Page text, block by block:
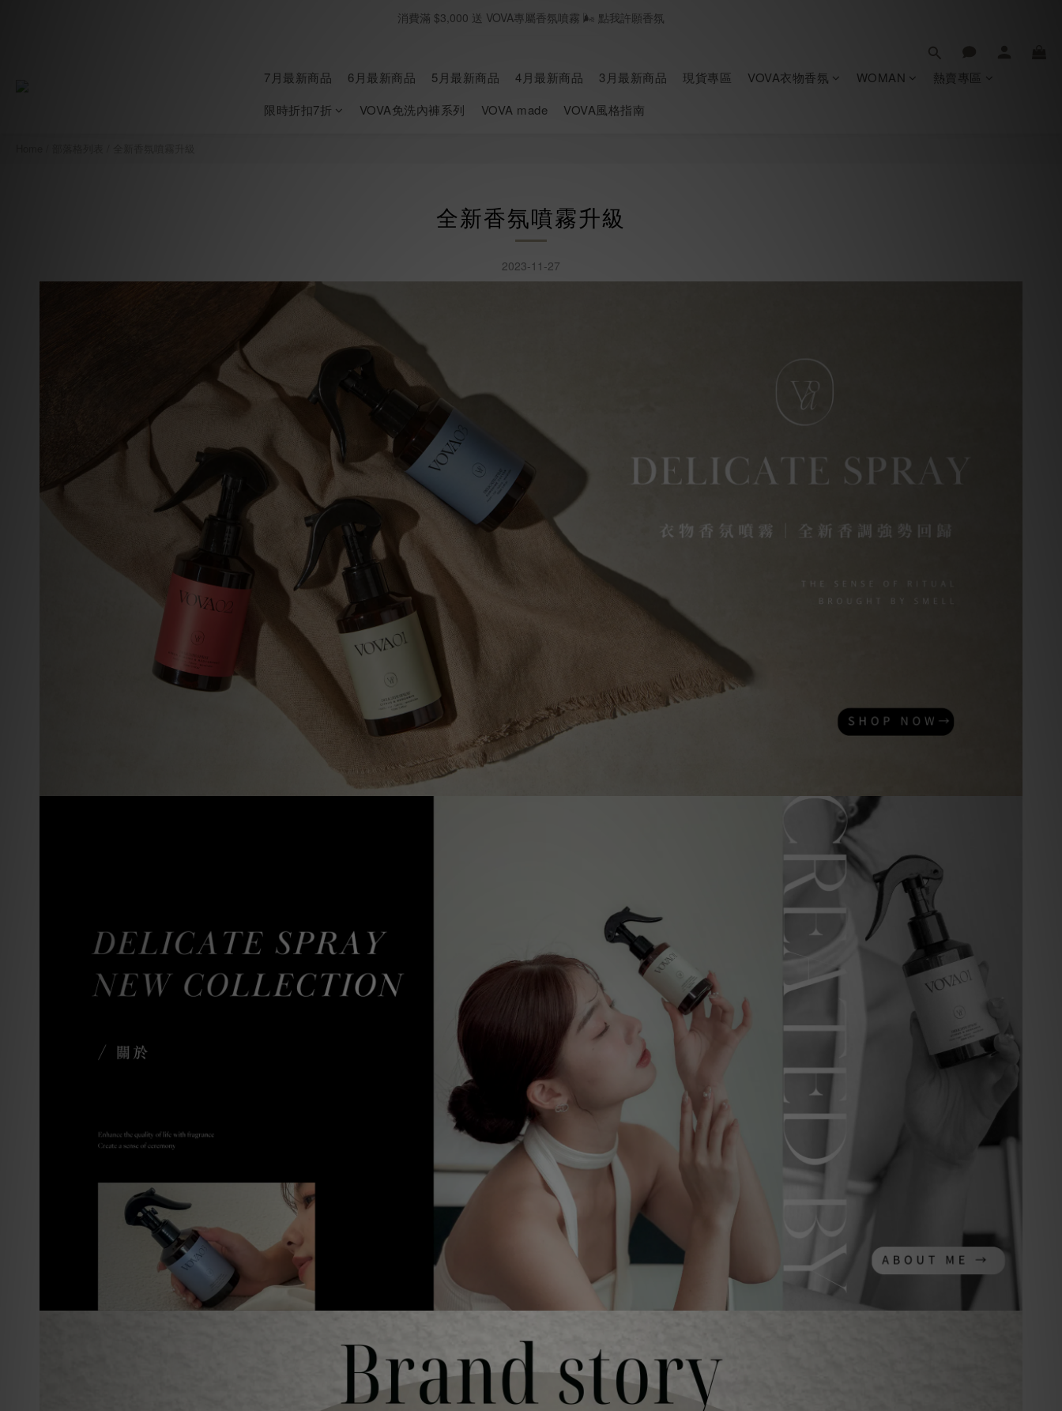
春夏現貨 海島國家旅遊必買🥂｜立即逛逛SHOPNOW
消費滿 $3,000 送 VOVA專屬香氛噴霧 🌬️ 點我許願香氛
春夏現貨 海島國家旅遊必買🥂｜立即逛逛SHOPNOW
7月最新商品 6月最新商品 5月最新商品 4月最新商品 3月最新商品 現貨專區 VOVA衣物香氛 WOMAN
熱賣專區
限時折扣7折
VOVA免洗內褲系列 VOVA made VOVA風格指南
全新香氛噴霧升級
2023-11-27